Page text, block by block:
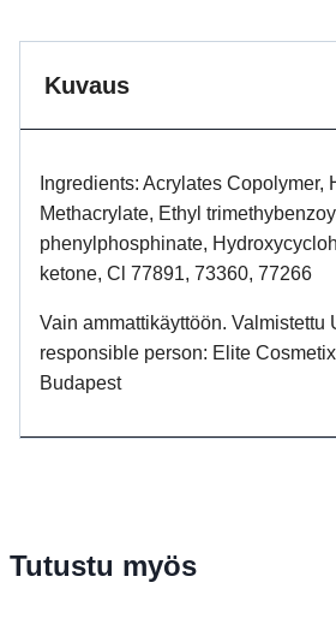
Kuvaus
Ingredients: Acrylates Copolymer,
Methacrylate, Ethyl trimethybenzoyl
phenylphosphinate,
ketone, Cl 77891, 73360, 77266
Vain ammattikäyttöön. Valmistettu
responsible person: Elite
Budapest
Tutustu myös